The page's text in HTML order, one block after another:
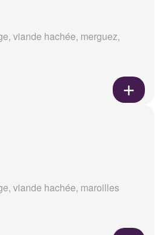
viande hachée, merguez,
viande hachée, maroilles